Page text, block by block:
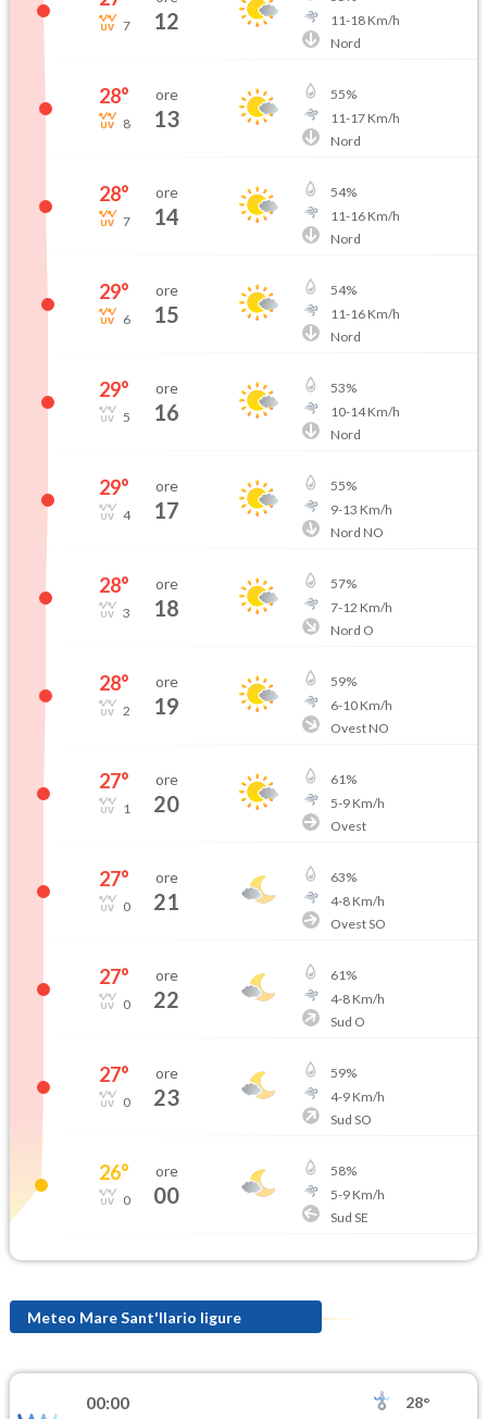
7 12
11-18Km/h
Nord
28°
8
ore
13
55%
11-17Km/h
Nord
28°
7
ore
14
54%
11-16Km/h
Nord
29°
6
ore
15
54%
11-16Km/h
Nord
29°
5
ore
16
53%
10-14Km/h
Nord
29°
4
ore
17
55%
9-13 Km/h
Nord NO
28°
3
ore
18
57%
7-12 Km/h
Nord O
28°
2
ore
19
59%
6-10Km/h
Ovest NO
27°
1
ore
20
61%
5-9Km/h
Ovest
27°
0
ore
21
63%
4-8Km/h
Ovest SO
27°
0
ore
22
61%
4-8Km/h
Sud O
27°
0
ore
23
59%
4-9Km/h
Sud SO
26°
0
ore
00
58%
5-9Km/h
Sud SE
Meteo Mare Sant'Ilario ligure
00:00
28°